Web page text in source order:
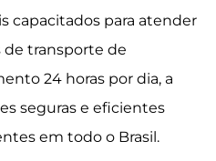
capacitados para atender
de transporte de
24 horas por dia, a
seguras e eficientes
em todo o Brasil.